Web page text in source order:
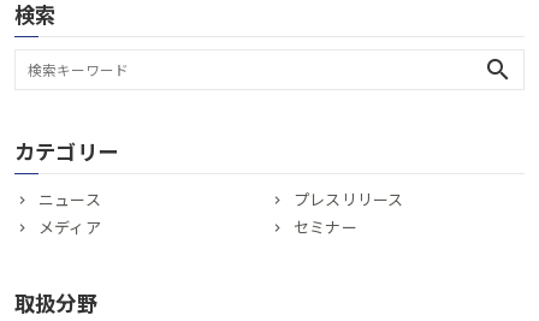
検索
search
カテゴリー
ニュース
プレスリリース
メディア
セミナー
取扱分野